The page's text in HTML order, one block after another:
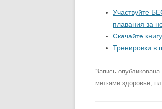
Участвуйте
плавания за
Скачайте
Тренировки в
Запись опубликована
метками здоровье,